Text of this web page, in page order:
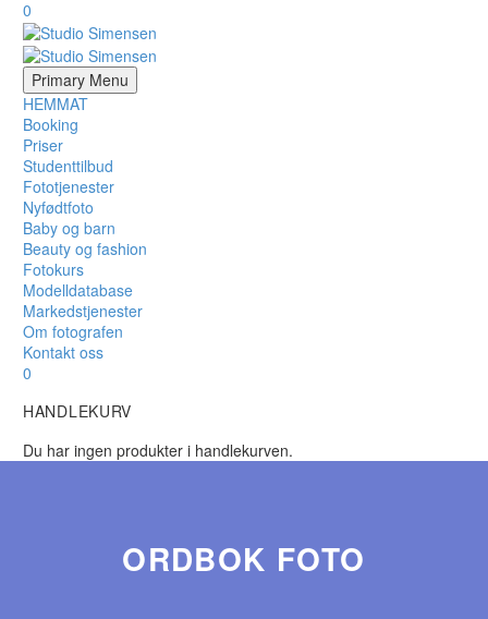
0
Primary Menu
HEMMAT
Booking
Priser
Studenttilbud
Fototjenester
Nyfødtfoto
Baby og barn
Beauty og fashion
Fotokurs
Modelldatabase
Markedstjenester
Om fotografen
Kontakt oss
0
HANDLEKURV
Du har ingen produkter i handlekurven.
ORDBOK FOTO